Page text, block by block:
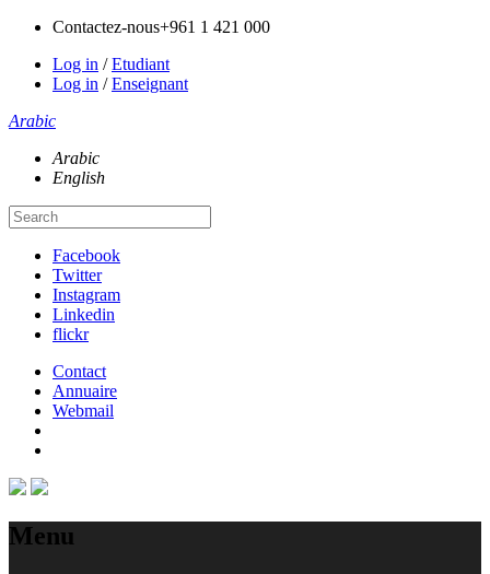
Contactez-nous+961 1 421 000
Log in /Etudiant
Log in /Enseignant
Arabic
Arabic
English
Facebook
Twitter
Instagram
Linkedin
flickr
Contact
Annuaire
Webmail
Menu